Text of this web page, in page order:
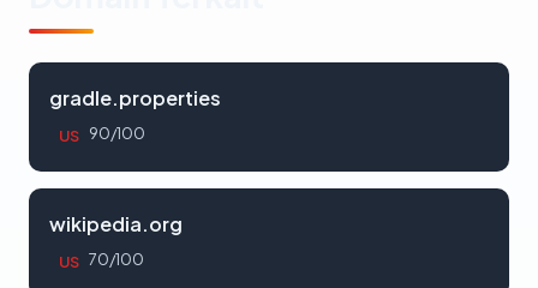
gradle.properties
US 90/100
wikipedia.org
US 70/100